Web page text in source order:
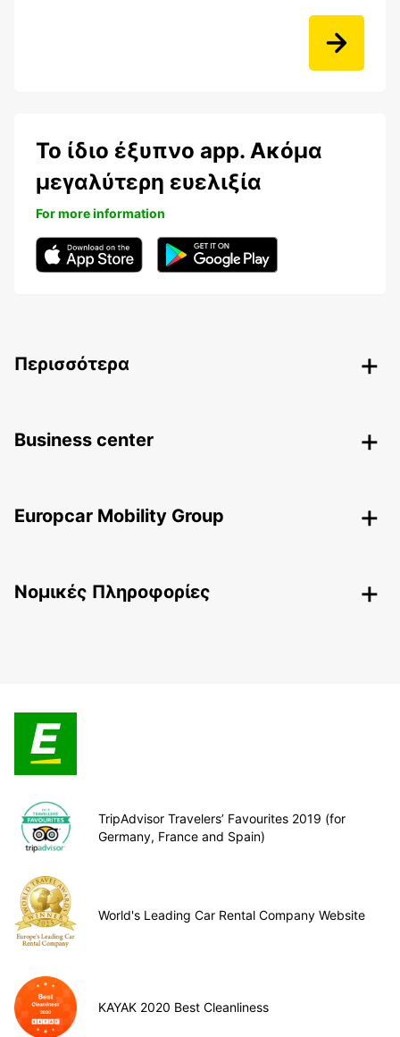
Το ίδιο έξυπνο app. Ακόμα
μεγαλύτερη ευελιξία
For more information
Περισσότερα
Business center
Europcar Mobility Group
Nομικές Πληροφορίες
TripAdvisor Travelers’ Favourites 2019 (for
Germany, France and Spain)
World's Leading Car Rental Company Website
KAYAK 2020 Best Cleanliness